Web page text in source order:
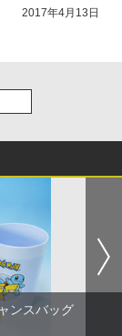
2017年4月13日
ンスバッグ